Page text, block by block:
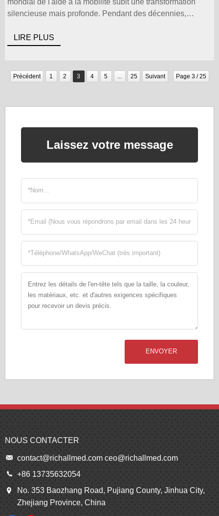
silencieuse mais profonde. Pendant des décennies,
châssis des fauteuils roulants électriques, offrant un
compromis entre [...]
LIRE PLUS
Précédent 1 2 3 4 5 ... 25 Suivant Page 3 / 25
Laissez votre message
ENVOYER
NOUS CONTACTER
contact@richallmed.com ceo@richallmed.com
+86 13735632054
No. 353 Baozhang Road, Pujiang County, Jinhua City,
Zhejiang Province, China